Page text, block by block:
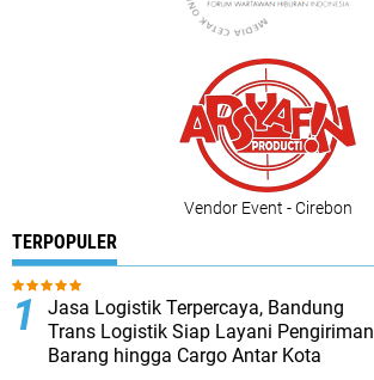
Vendor Event - Cirebon
TERPOPULER
Jasa Logistik Terpercaya, Bandung
Trans Logistik Siap Layani Pengiriman
Barang hingga Cargo Antar Kota